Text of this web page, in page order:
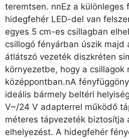
teremtsen. nnEz a különleges
hidegfehér LED-del van
egyes 5 cm-es csillagban
csillogó fényárban úszik majd
átlátszó vezeték diszkréten
környezetbe, hogy a csillagok
középpontban.nA
ideális bármely beltéri
V~/24 V adapterrel működő
méteres tápvezeték biztosítja
elhelyezést. A hidegfehér